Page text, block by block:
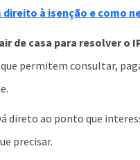
à isenção e como
de casa para resolver o
permitem consultar,
direto ao ponto que
precisar.